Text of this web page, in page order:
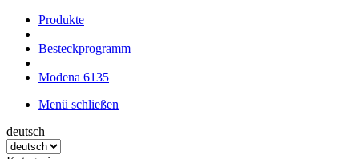
Produkte
Besteckprogramm
Modena 6135
Menü schließen
deutsch